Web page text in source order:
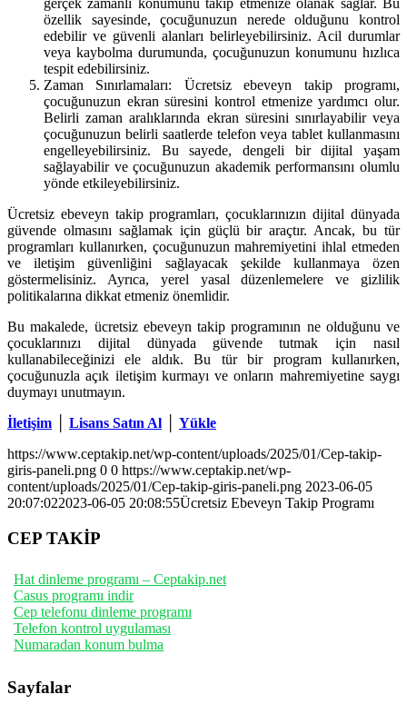
özellik sayesinde, çocuğunuzun nerede olduğunu kontrol
edebilir ve güvenli alanları belirleyebilirsiniz. Acil durumlar
veya kaybolma durumunda, çocuğunuzun konumunu hızlıca
tespit edebilirsiniz.
Zaman Sınırlamaları: Ücretsiz ebeveyn takip programı,
çocuğunuzun ekran süresini kontrol etmenize yardımcı olur.
Belirli zaman aralıklarında ekran süresini sınırlayabilir veya
çocuğunuzun belirli saatlerde telefon veya tablet kullanmasını
engelleyebilirsiniz. Bu sayede, dengeli bir dijital yaşam
sağlayabilir ve çocuğunuzun akademik performansını olumlu
yönde etkileyebilirsiniz.
Ücretsiz ebeveyn takip programları, çocuklarınızın dijital dünyada
güvende olmasını sağlamak için güçlü bir araçtır. Ancak, bu tür
programları kullanırken, çocuğunuzun mahremiyetini ihlal etmeden
ve iletişim güvenliğini sağlayacak şekilde kullanmaya özen
göstermelisiniz. Ayrıca, yerel yasal düzenlemelere ve gizlilik
politikalarına dikkat etmeniz önemlidir.
Bu makalede, ücretsiz ebeveyn takip programının ne olduğunu ve
çocuklarınızı dijital dünyada güvende tutmak için nasıl
kullanabileceğinizi ele aldık. Bu tür bir program kullanırken,
çocuğunuzla açık iletişim kurmayı ve onların mahremiyetine saygı
duymayı unutmayın.
İletişim
Lisans Satın Al
Yükle
https://www.ceptakip.net/wp-content/uploads/2025/01/Cep-takip-
giris-paneli.png 0 0 https://www.ceptakip.net/wp-
content/uploads/2025/01/Cep-takip-giris-paneli.png 2023-06-05
20:07:022023-06-05 20:08:55Ücretsiz Ebeveyn Takip Programı
CEP TAKİP
Hat dinleme programı – Ceptakip.net
Casus programı indir
Cep telefonu dinleme programı
Telefon kontrol uygulaması
Numaradan konum bulma
Sayfalar